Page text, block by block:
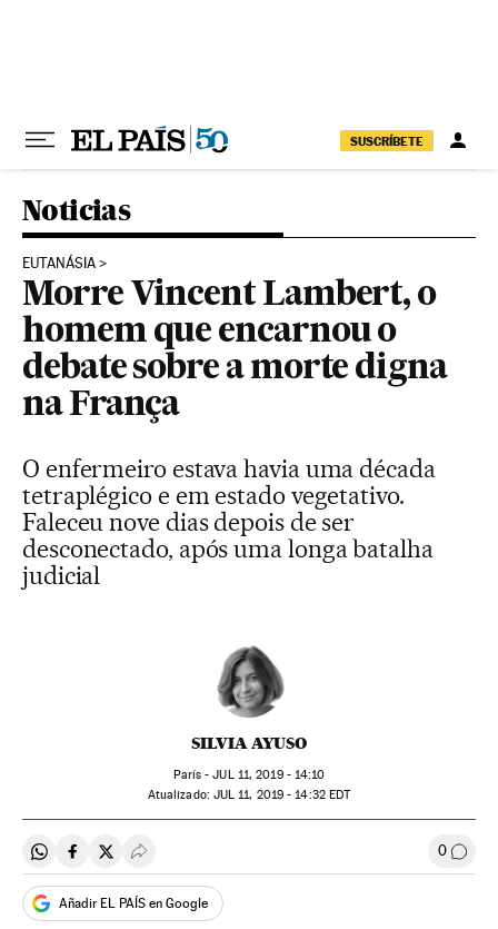
SUSCRÍBETE
Noticias
EUTANÁSIA
Morre Vincent Lambert, o
homem que encarnou o
debate sobre a morte digna
na França
O enfermeiro estava havia uma década
tetraplégico e em estado vegetativo.
Faleceu nove dias depois de ser
desconectado, após uma longa batalha
judicial
SILVIA AYUSO
París -JUL11, 2019 - 14:10
atualizado: JUL 11, 2019 - 14:32EDT
Compartir en Whatsapp
Compartir en Facebook
Compartir en Twitter
Desplegar Redes Sociales 0
Añadir EL PAÍS en Google